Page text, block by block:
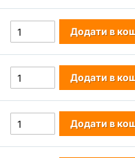
Додати в
Додати в
Додати в